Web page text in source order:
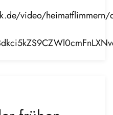
video/heimatflimmern/